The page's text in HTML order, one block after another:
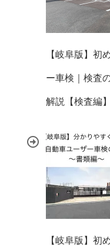
【岐阜版】初
ー車検｜検査
解説【検査編】
【岐阜版】初